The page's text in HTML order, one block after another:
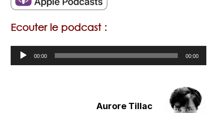
Ecouter le podcast :
Lecteur
audio
00:00 00:00
Aurore Tillac